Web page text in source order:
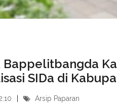
Bappelitbangda
SIDa di
Arsip Paparan